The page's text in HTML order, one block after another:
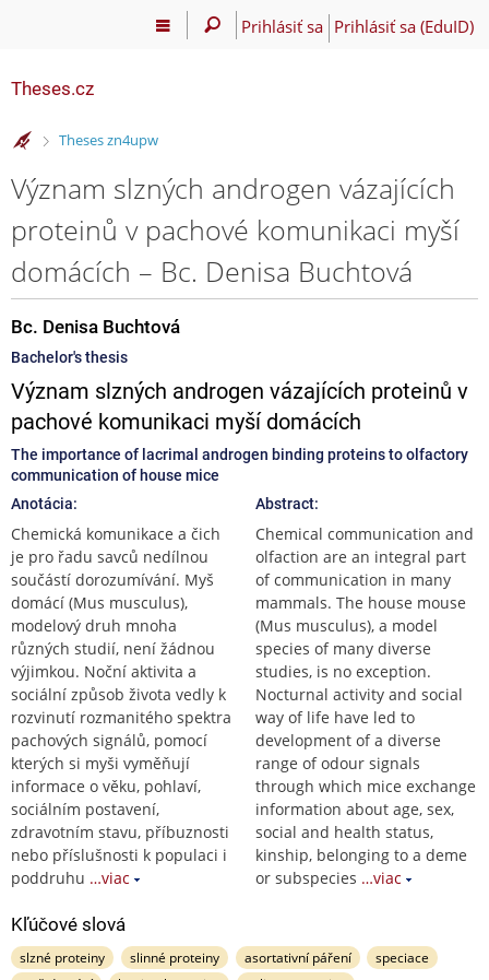
Prihlásiť sa Prihlásiť sa (EduID)
Theses.cz
>
Theses zn4upw
Význam slzných androgen vázajících
proteinů v pachové komunikaci myší
domácích – Bc. Denisa Buchtová
Bc. Denisa Buchtová
Bachelor's thesis
Význam slzných androgen vázajících proteinů v
pachové komunikaci myší domácích
The importance of lacrimal androgen binding proteins to olfactory
communication of house mice
Anotácia:
Chemická komunikace a čich
je pro řadu savců nedílnou
součástí dorozumívání. Myš
domácí (Mus musculus),
modelový druh mnoha
různých studií, není žádnou
výjimkou. Noční aktivita a
sociální způsob života vedly k
rozvinutí rozmanitého spektra
pachových signálů, pomocí
kterých si myši vyměňují
informace o věku, pohlaví,
sociálním postavení,
zdravotním stavu, příbuznosti
nebo příslušnosti k populaci i
poddruhu …viac
Abstract:
Chemical communication and
olfaction are an integral part
of communication in many
mammals. The house mouse
(Mus musculus), a model
species of many diverse
studies, is no exception.
Nocturnal activity and social
way of life have led to
development of a diverse
range of odour signals
through which mice exchange
information about age, sex,
social and health status,
kinship, belonging to a deme
or subspecies …viac
Kľúčové slová
slzné proteiny slinné proteiny asortativní páření
speciace